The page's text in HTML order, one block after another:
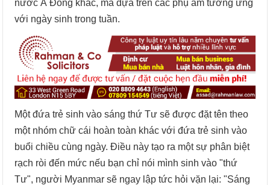
nước Á Đông khác, mà dựa trên các phụ âm tương ứng
với ngày sinh trong tuần.
Một đứa trẻ sinh vào sáng thứ Tư sẽ được đặt tên theo
một nhóm chữ cái hoàn toàn khác với đứa trẻ sinh vào
buổi chiều cùng ngày. Điều này tạo ra một sự phân biệt
rạch ròi đến mức nếu bạn chỉ nói mình sinh vào "thứ
Tư", người Myanmar sẽ ngay lập tức hỏi vặn lại: "Sáng